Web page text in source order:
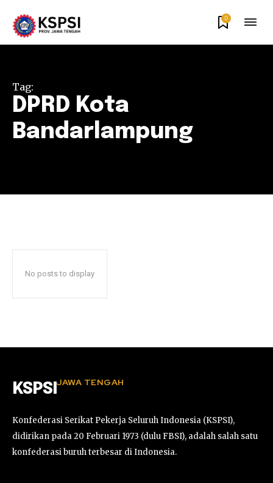
0
Tag:
DPRD Kota
Bandarlampung
No posts to display
KSPSI JAWA TENGAH
Konfederasi Serikat Pekerja Seluruh Indonesia (KSPSI),
didirikan pada 20 Februari 1973 (dulu FBSI), adalah salah satu
konfederasi buruh terbesar di Indonesia.